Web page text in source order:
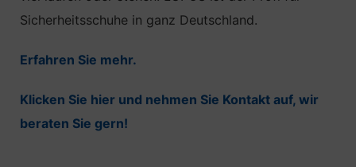
Sicherheitsschuhe in ganz Deutschland.
Erfahren Sie mehr.
Klicken Sie hier und nehmen Sie Kontakt auf, wir
beraten Sie gern!